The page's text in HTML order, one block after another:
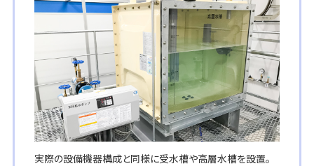
実際の設備機器構成と同様に受水槽や高層水槽を設置。